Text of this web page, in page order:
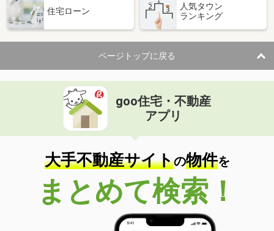
住宅ローン
人気タウン
ランキング
ページトップに戻る
goo住宅・不動産
アプリ
大手不動産サイトの物件を
まとめて検索！